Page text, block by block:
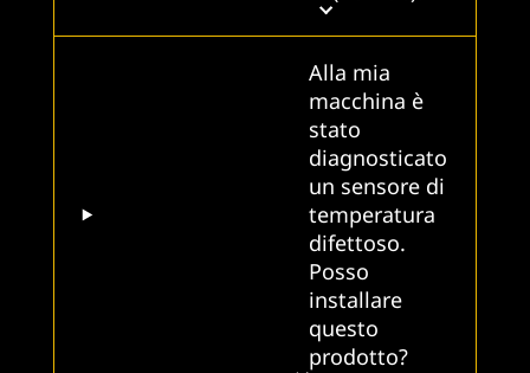
Alla mia
macchina è
stato
diagnosticato
un sensore di
temperatura
difettoso.
Posso
installare
questo
prodotto?